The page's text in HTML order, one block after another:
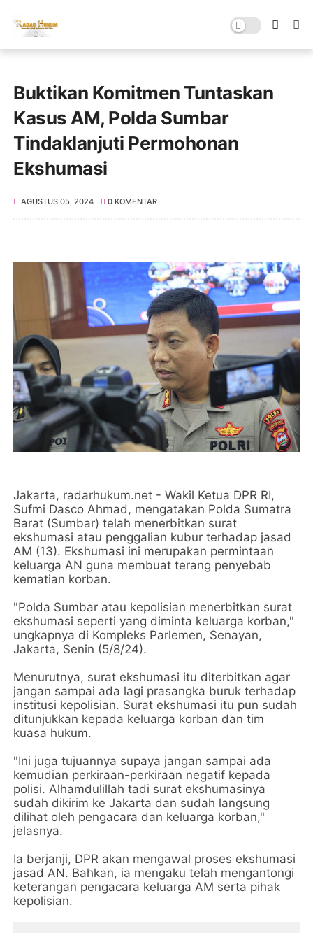
Buktikan Komitmen Tuntaskan
Kasus AM, Polda Sumbar
Tindaklanjuti Permohonan
Ekshumasi
AGUSTUS 05, 2024 0 KOMENTAR
Jakarta, radarhukum.net - Wakil Ketua DPR RI,
Sufmi Dasco Ahmad, mengatakan Polda Sumatra
Barat (Sumbar) telah menerbitkan surat
ekshumasi atau penggalian kubur terhadap jasad
AM (13). Ekshumasi ini merupakan permintaan
keluarga AN guna membuat terang penyebab
kematian korban.
"Polda Sumbar atau kepolisian menerbitkan surat
ekshumasi seperti yang diminta keluarga korban,"
ungkapnya di Kompleks Parlemen, Senayan,
Jakarta, Senin (5/8/24).
Menurutnya, surat ekshumasi itu diterbitkan agar
jangan sampai ada lagi prasangka buruk terhadap
institusi kepolisian. Surat ekshumasi itu pun sudah
ditunjukkan kepada keluarga korban dan tim
kuasa hukum.
"Ini juga tujuannya supaya jangan sampai ada
kemudian perkiraan-perkiraan negatif kepada
polisi. Alhamdulillah tadi surat ekshumasinya
sudah dikirim ke Jakarta dan sudah langsung
dilihat oleh pengacara dan keluarga korban,"
jelasnya.
Ia berjanji, DPR akan mengawal proses ekshumasi
jasad AN. Bahkan, ia mengaku telah mengantongi
keterangan pengacara keluarga AM serta pihak
kepolisian.